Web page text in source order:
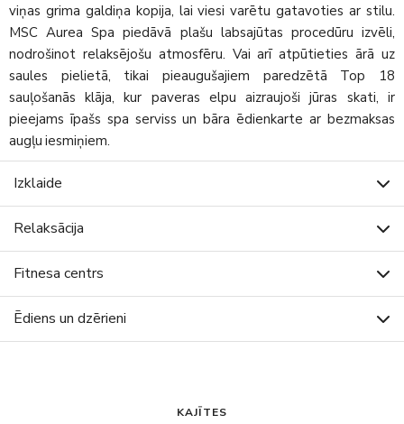
viņas grima galdiņa kopija, lai viesi varētu gatavoties ar stilu.
MSC Aurea Spa piedāvā plašu labsajūtas procedūru izvēli,
nodrošinot relaksējošu atmosfēru. Vai arī atpūtieties ārā uz
saules pielietā, tikai pieaugušajiem paredzētā Top 18
sauļošanās klāja, kur paveras elpu aizraujoši jūras skati, ir
pieejams īpašs spa serviss un bāra ēdienkarte ar bezmaksas
augļu iesmiņiem.
Izklaide
Relaksācija
Fitnesa centrs
Ēdiens un dzērieni
KAJĪTES